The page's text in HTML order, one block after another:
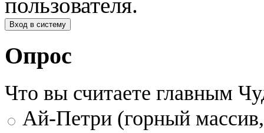
Опрос
Что вы считаете главным
Ай-Петри (горный